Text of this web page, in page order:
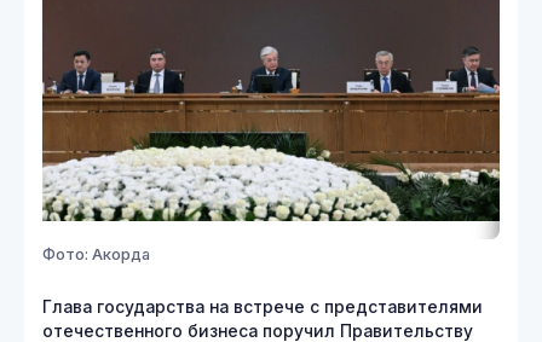
Фото: Акорда
Глава государства на встрече с представителями
отечественного бизнеса поручил Правительству